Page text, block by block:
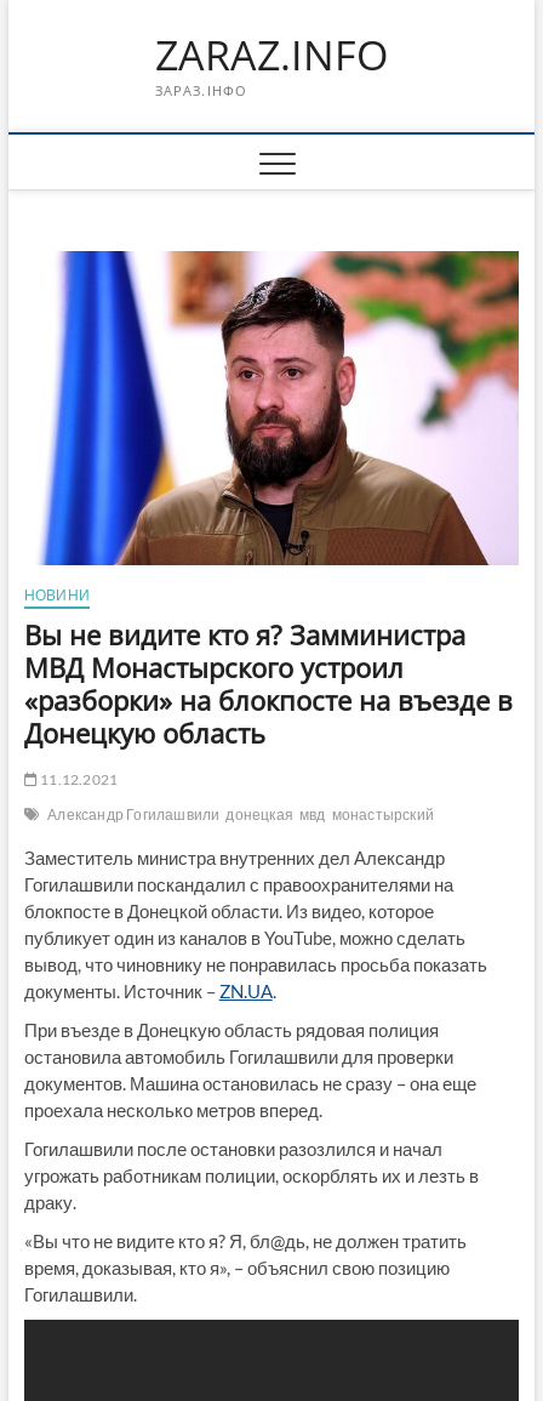
ZARAZ.INFO
ЗАРАЗ.ІНФО
НОВИНИ
Вы не видите кто я? Замминистра
МВД Монастырского устроил
«разборки» на блокпосте на въезде в
Донецкую область
11.12.2021
Александр Гогилашвили донецкая мвд монастырский
Заместитель министра внутренних дел Александр
Гогилашвили поскандалил с правоохранителями на
блокпосте в Донецкой области. Из видео, которое
публикует один из каналов в YouTube, можно сделать
вывод, что чиновнику не понравилась просьба показать
документы. Источник – ZN.UA.
При въезде в Донецкую область рядовая полиция
остановила автомобиль Гогилашвили для проверки
документов. Машина остановилась не сразу – она еще
проехала несколько метров вперед.
Гогилашвили после остановки разозлился и начал
угрожать работникам полиции, оскорблять их и лезть в
драку.
«Вы что не видите кто я? Я, бл@дь, не должен тратить
время, доказывая, кто я», – объяснил свою позицию
Гогилашвили.